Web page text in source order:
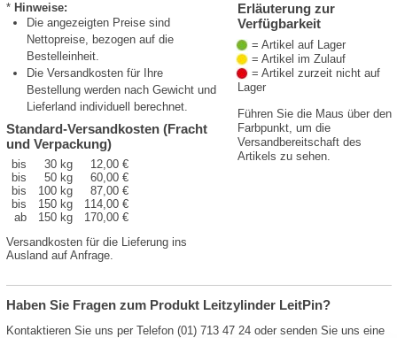
Erläuterung zur
Verfügbarkeit
= Artikel auf Lager
= Artikel im Zulauf
= Artikel zurzeit nicht auf
Lager
Führen Sie die Maus über den
Farbpunkt, um die
Versandbereitschaft des
Artikels zu sehen.
* Hinweise:
Die angezeigten Preise sind
Nettopreise, bezogen auf die
Bestelleinheit.
Die Versandkosten für Ihre
Bestellung werden nach Gewicht und
Lieferland individuell berechnet.
Standard-Versandkosten (Fracht
und Verpackung)
bis 30 kg
12,00 €
bis
50 kg
60,00 €
bis
100 kg
87,00 €
bis
150 kg
114,00 €
ab
150 kg
170,00 €
Versandkosten für die Lieferung ins
Ausland auf Anfrage.
Haben Sie Fragen zum Produkt Leitzylinder LeitPin?
Kontaktieren Sie uns per Telefon (01) 713 47 24 oder senden Sie uns eine